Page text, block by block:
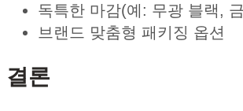
독특한 마감(예: 무광 블랙,
브랜드 맞춤형 패키징 옵션
결론